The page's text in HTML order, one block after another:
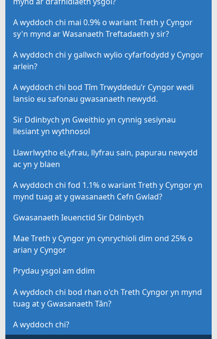
A wyddoch chi mai 0.9% o wariant Treth y Cyngor
sy'n mynd ar Wasanaeth Treftadaeth y sir?
A wyddoch chi y gallwch wylio cyfarfodydd y Cyngor
arlein?
A wyddoch chi bod Tîm Trwyddedu’r Cyngor wedi
lansio eu safonau gwasanaeth newydd.
Sir Ddinbych yn Gweithio yn cynnig sesiynau
llesiant yn wythnosol
Llawrlwytho eLyfrau, llyfrau sain, papurau newydd
ac yn y blaen
A wyddoch chi fod 1.1% o wariant Treth y Cyngor yn
mynd tuag at y gwasanaeth Cefn Gwlad?
Gwasanaeth Ieuenctid Sir Ddinbych
Mae Treth y Cyngor yn cynrychioli dim ond 25% o
arian y Cyngor
Prydau ysgol am ddim
A wyddoch chi bod rhan o'ch Treth Cyngor yn mynd
tuag at y Gwasanaeth Tân?
A wyddoch chi?